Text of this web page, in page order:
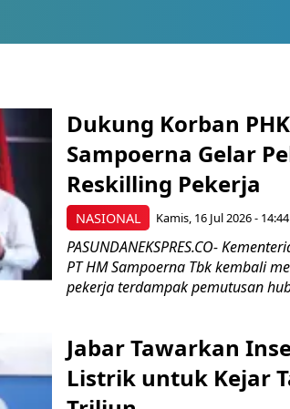
NASIONAL
Dukung Korban
Sampoerna Gelar
Reskilling Pekerja
Kamis, 16 Jul 2026 - 14:44
PASUNDANEKSPRES.CO-
PT HM Sampoerna Tbk kembali
pekerja terdampak pemutusan
Jabar Tawarkan
Listrik untuk Kejar